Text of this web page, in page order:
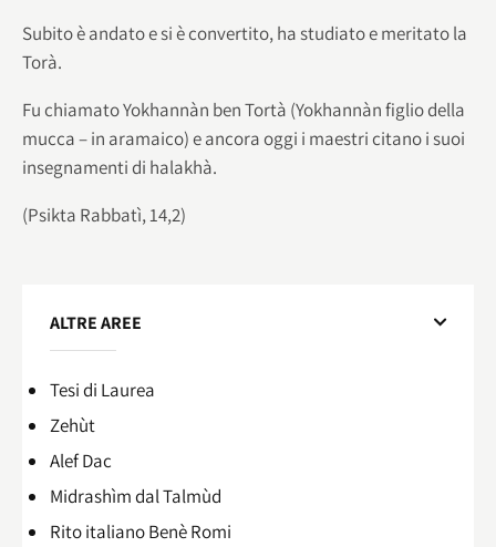
Subito è andato e si è convertito, ha studiato e meritato la
Torà.
Fu chiamato Yokhannàn ben Tortà (Yokhannàn figlio della
mucca – in aramaico) e ancora oggi i maestri citano i suoi
insegnamenti di halakhà.
(Psikta Rabbatì, 14,2)
ALTRE AREE
Tesi di Laurea
Zehùt
Alef Dac
Midrashìm dal Talmùd
Rito italiano Benè Romi​